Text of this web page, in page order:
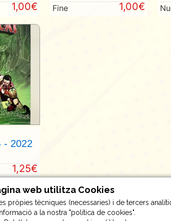
1,00€ Fine 1,00€
- 2022
1,25€
web utilitza Cookies
pròpies tècniques (necessaries) i de tercers
a la nostra "política de cookies".